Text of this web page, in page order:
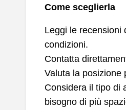
Come sceglierla
Leggi le recensioni
condizioni.
Contatta
Valuta la posizione
Considera il tipo di
bisogno di più